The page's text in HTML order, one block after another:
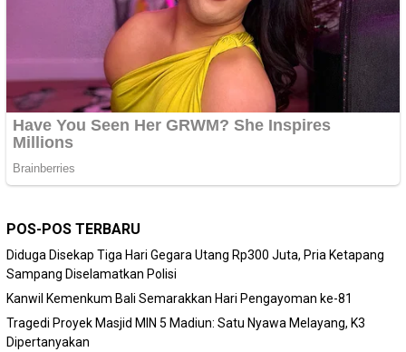
POS-POS TERBARU
Diduga Disekap Tiga Hari Gegara Utang Rp300 Juta, Pria Ketapang
Sampang Diselamatkan Polisi
Kanwil Kemenkum Bali Semarakkan Hari Pengayoman ke-81
Tragedi Proyek Masjid MIN 5 Madiun: Satu Nyawa Melayang, K3
Dipertanyakan